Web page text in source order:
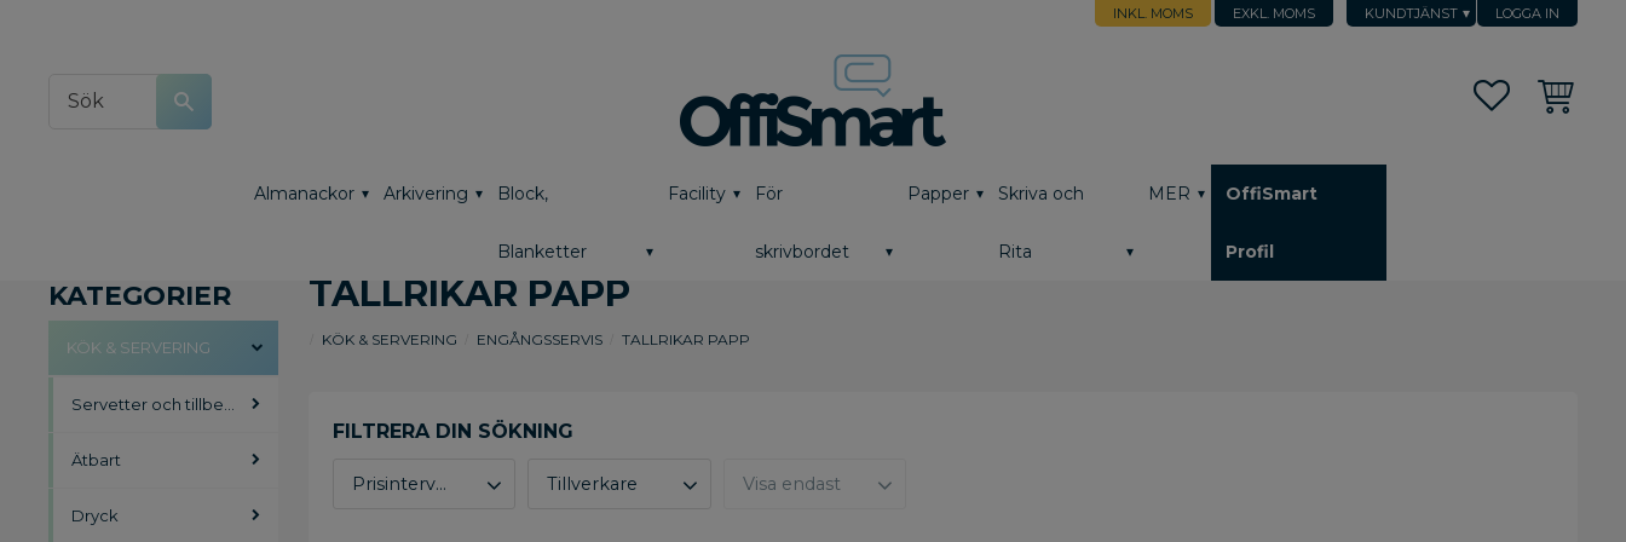
KUNDTJÄNST LOGGA IN
INKL. MOMS EXKL. MOMS
FavoriterKundvagn
Almanackor Arkivering Block,
Blanketter
Facility För
skrivbordet
Papper Skriva och
Rita
MER OffiSmart
Profil
TALLRIKAR PAPP
KÖK & SERVERING ENGÅNGSSERVIS TALLRIKAR PAPP
Prisintervall Tillverkare Visa endast
KATEGORIER
KÖK & SERVERING
Servetter och tillbehör
Ätbart
Dryck